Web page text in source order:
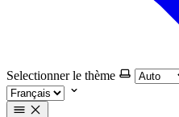
Selectionner le thème